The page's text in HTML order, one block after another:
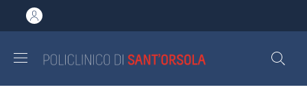
al contenuto principale
to footer content